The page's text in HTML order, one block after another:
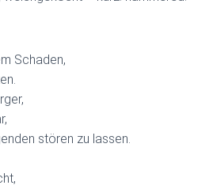
Schaden,
stören zu lassen.